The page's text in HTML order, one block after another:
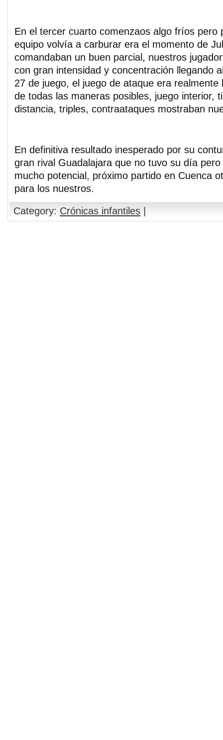
En el tercer cuarto comenzaos algo fríos pero
equipo volvía a carburar era el momento de
comandaban un buen parcial, nuestros
con gran intensidad y concentración llegando
27 de juego, el juego de ataque era realmente
de todas las maneras posibles, juego interior,
distancia, triples, contraataques mostraban
En definitiva resultado inesperado por su
gran rival Guadalajara que no tuvo su día
mucho potencial, próximo partido en Cuenca
para los nuestros.
Category: Crónicas infantiles